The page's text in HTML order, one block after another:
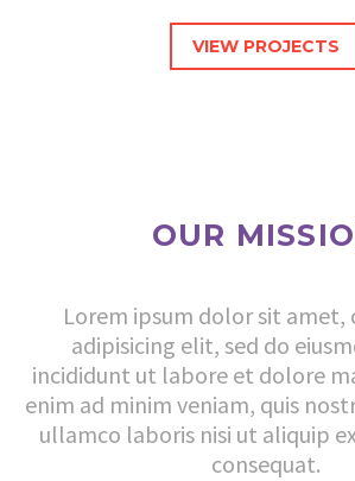
VIEW PROJECTS
OUR
Lorem ipsum dolor sit amet,
adipisicing elit, sed do
incididunt ut labore et dolore
enim ad minim veniam, quis
ullamco laboris nisi ut aliquip
consequat.